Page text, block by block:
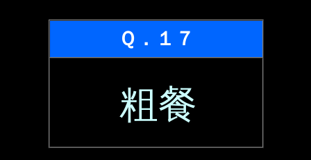
Ｑ．１７
粗餐